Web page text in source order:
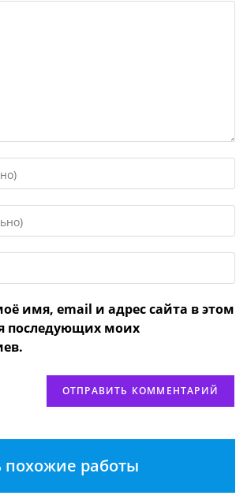
имя, email и адрес сайта в этом
последующих моих
похожие работы